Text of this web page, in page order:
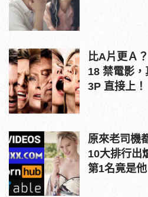
比A片更Ａ
18 禁電影，
3P 直接上！
原來老司機
10大排行出
第1名竟是他